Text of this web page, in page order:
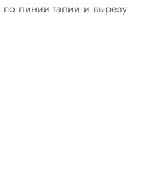
по линии талии и вырезу